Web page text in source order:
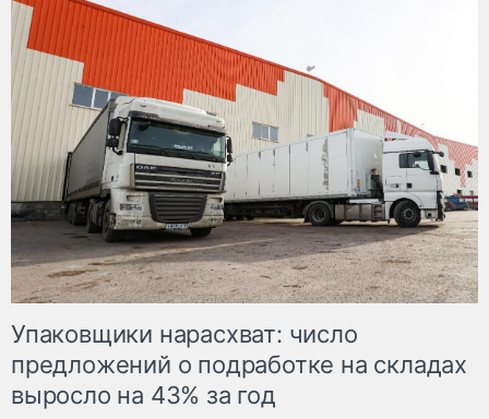
Упаковщики нарасхват: число
предложений о подработке на складах
выросло на 43% за год